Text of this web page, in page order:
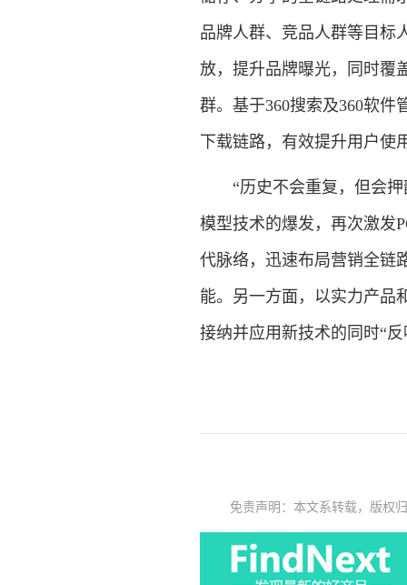
品牌人群、竞品人群等目标
放，提升品牌曝光，同时覆
群。基于360搜索及360软件
下载链路，有效提升用户
“历史不会重复，但会押
模型技术的爆发，再次激发
代脉络，迅速布局营销全链
能。另一方面，以实力产品
接纳并应用新技术的同时“
免责声明：本文系转载，版权